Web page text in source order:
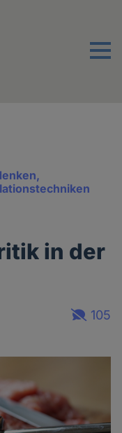
Menu
in der
105